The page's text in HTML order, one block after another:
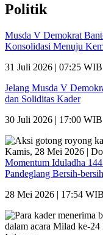
Politik
Musda V Demokrat
Konsolidasi Menuju
31 Juli 2026 | 07:25 WIB
Jelang Musda V
dan Soliditas Kader
30 Juli 2026 | 17:00 WIB
Momentum Iduladha
Pandeglang Bersih-
28 Mei 2026 | 17:54 WIB